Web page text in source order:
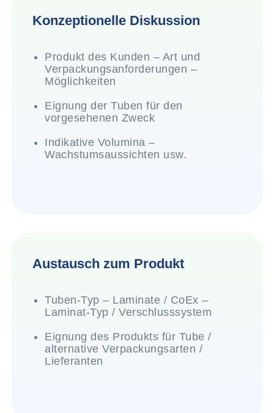
Konzeptionelle Diskussion
Produkt des Kunden – Art und
Verpackungsanforderungen –
Möglichkeiten
Eignung der Tuben für den
vorgesehenen Zweck
Indikative Volumina –
Wachstumsaussichten usw.
Austausch zum Produkt
Tuben-Typ – Laminate / CoEx –
Laminat-Typ / Verschlusssystem
Eignung des Produkts für Tube /
alternative Verpackungsarten /
Lieferanten